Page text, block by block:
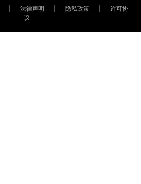
法律声明 隐私政策
许可协
议